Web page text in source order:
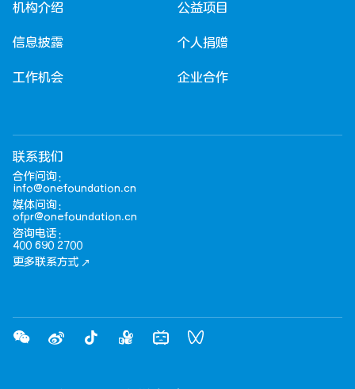
机构介绍
信息披露
工作机会
公益项目
个人捐赠
企业合作
联系我们
合作问询：
info@onefoundation.cn
媒体问询：
ofpr@onefoundation.cn
咨询电话：
400 690 2700
更多联系方式